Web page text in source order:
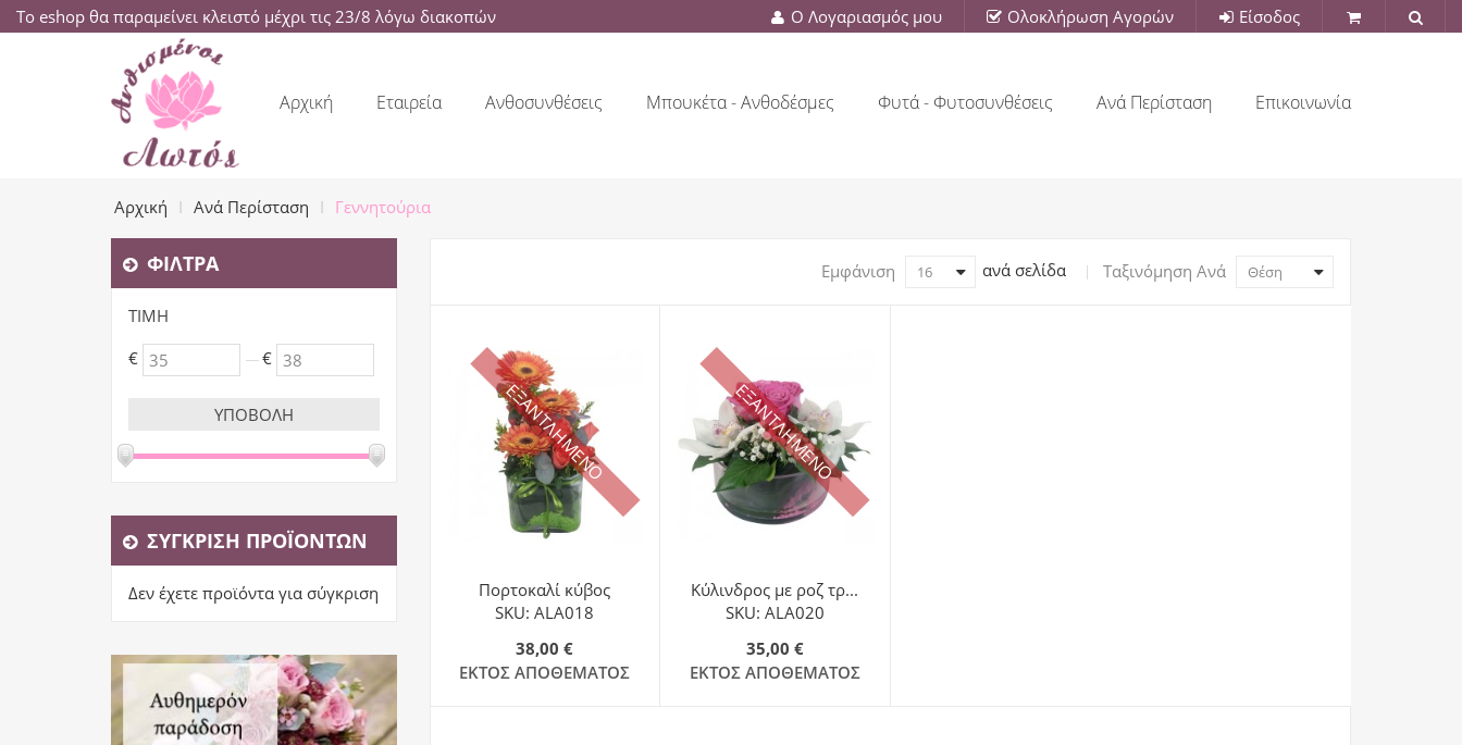
Το eshop θα παραμείνει κλειστό μέχρι τις 23/8 λόγω διακοπών Ο Λογαριασμός μου Ολοκλήρωση Αγορών Είσοδος
Αρχική Εταιρεία Ανθοσυνθέσεις Μπουκέτα - Ανθοδέσμες Φυτά - Φυτοσυνθέσεις Ανά Περίσταση Επικοινωνία
Αρχική Ανά Περίσταση Γεννητούρια
ΦΊΛΤΡΑ
ΤΙΜΉ
€
€
ΣΎΓΚΡΙΣΗ ΠΡΟΪΌΝΤΩΝ
Δεν έχετε προϊόντα για σύγκριση
Εμφάνιση 16 ανά σελίδα Ταξινόμηση Ανά Θέση
ΕΞΑΝΤΛΗΜΕΝΟ
Πορτοκαλί κύβος
SKU: ALA018
38,00 €
ΕΚΤΌΣ ΑΠΟΘΈΜΑΤΟΣ
ΕΞΑΝΤΛΗΜΕΝΟ
Κύλινδρος με ροζ τρ...
SKU: ALA020
35,00 €
ΕΚΤΌΣ ΑΠΟΘΈΜΑΤΟΣ